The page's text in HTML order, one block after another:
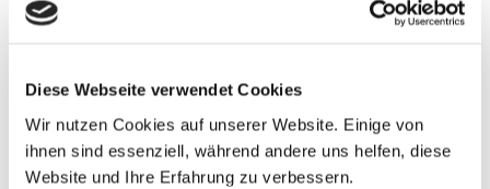
Diese Webseite verwendet Cookies
Wir nutzen Cookies auf unserer Website. Einige von
ihnen sind essenziell, während andere uns helfen, diese
Website und Ihre Erfahrung zu verbessern.